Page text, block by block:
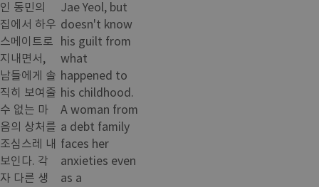
인 동민의
집에서 하우
스메이트로
지내면서,
남들에게 솔
직히 보여줄
수 없는 마
음의 상처를
조심스레 내
보인다. 각
자 다른 생
Jae Yeol, but
doesn't know
his guilt from
what
happened to
his childhood.
A woman from
a debt family
faces her
anxieties even
as a